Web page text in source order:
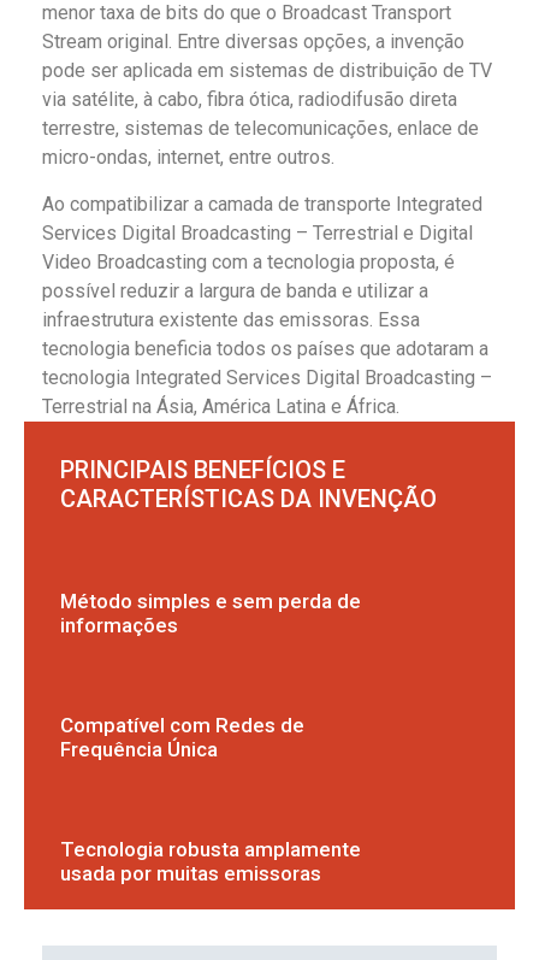
menor taxa de bits do que o Broadcast Transport
Stream original. Entre diversas opções, a invenção
pode ser aplicada em sistemas de distribuição de TV
via satélite, à cabo, fibra ótica, radiodifusão direta
terrestre, sistemas de telecomunicações, enlace de
micro-ondas, internet, entre outros.
Ao compatibilizar a camada de transporte Integrated
Services Digital Broadcasting – Terrestrial e Digital
Video Broadcasting com a tecnologia proposta, é
possível reduzir a largura de banda e utilizar a
infraestrutura existente das emissoras. Essa
tecnologia beneficia todos os países que adotaram a
tecnologia Integrated Services Digital Broadcasting –
Terrestrial na Ásia, América Latina e África.
PRINCIPAIS BENEFÍCIOS E
CARACTERÍSTICAS DA INVENÇÃO
Método simples e sem perda de
informações
Compatível com Redes de
Frequência Única
Tecnologia robusta amplamente
usada por muitas emissoras